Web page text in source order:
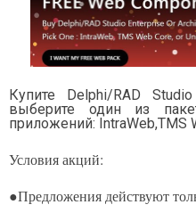
Купите Delphi/RAD
выберите один из
приложений: IntraWeb,TMS
Условия акций:
●Предложения действуют